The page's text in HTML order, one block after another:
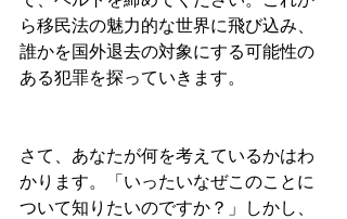
ら移民法の魅力的な世界に飛び込み、
誰かを国外退去の対象にする可能性の
ある犯罪を探っていきます。
さて、あなたが何を考えているかはわ
かります。「いったいなぜこのことに
ついて知りたいのですか？」しかし、